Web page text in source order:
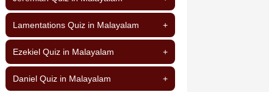
Lamentations Quiz in Malayalam +
Ezekiel Quiz in Malayalam +
Daniel Quiz in Malayalam +